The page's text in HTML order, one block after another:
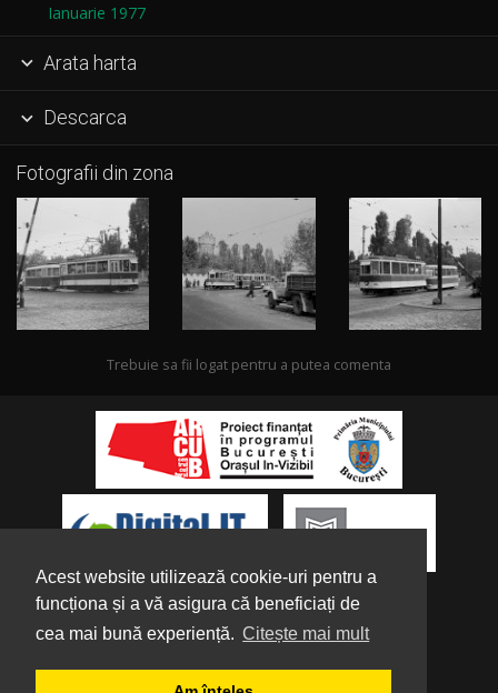
Acest website utilizează cookie-uri pentru a
funcționa și a vă asigura că beneficiați de
cea mai bună experiență. Citește mai mult
Ianuarie 1977
 Arata harta
 Descarca
Fotografii din zona
Trebuie sa fii logat pentru a putea comenta
Despre noi | Parteneri